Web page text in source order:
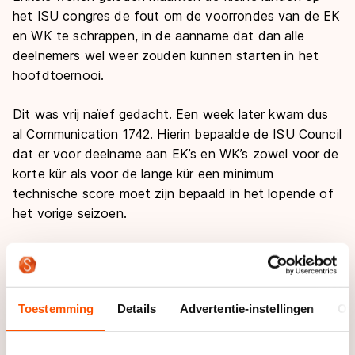
Toestemming Details Advertentie-instellingen
het ISU congres de fout om de voorrondes van de EK
en WK te schrappen, in de aanname dat dan alle
deelnemers wel weer zouden kunnen starten in het
hoofdtoernooi.
Dit was vrij naïef gedacht. Een week later kwam dus
al Communication 1742. Hierin bepaalde de ISU Council
dat er voor deelname aan EK’s en WK’s zowel voor de
korte kür als voor de lange kür een minimum
technische score moet zijn bepaald in het lopende of
het vorige seizoen.
Wat betekent dat nu, die minimum technische score?
We beperken ons maar even tot de score die voor de
korte kür moet worden gehaald, die lijkt het lastigste.
Voor dames is die 20 punten op de EK en WK
Junioren, en 28 op de WK Senioren. Voor heren